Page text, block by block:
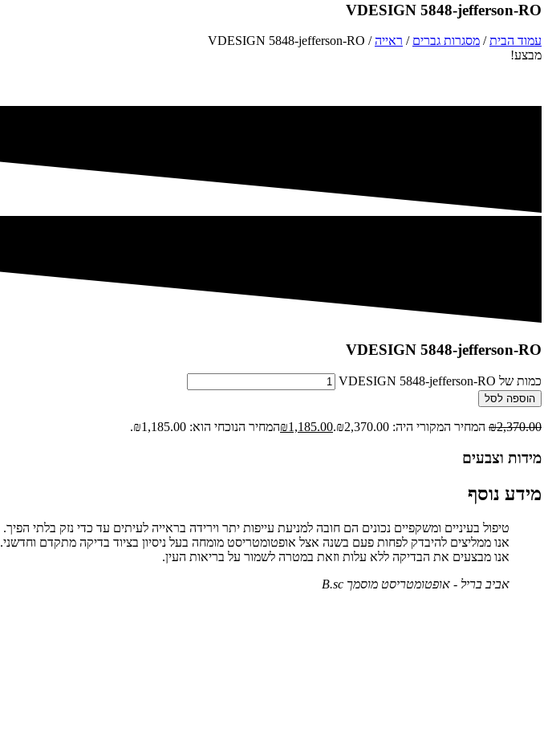
VDESIGN 5848-jefferson-RO
עמוד הבית/ מסגרות גברים / ראייה/ VDESIGN 5848-jefferson-RO
מבצע!
VDESIGN 5848-jefferson-RO
כמות של VDESIGN 5848-jefferson-RO
הוספה לסל
₪2,370.00 המחיר המקורי היה: ₪2,370.00. ₪1,185.00 המחיר הנוכחי הוא: ₪1,185.00.
מידות וצבעים
מידע נוסף
טיפול בעיניים ומשקפיים נכונים הם חובה למניעת עייפות יתר וירידה בראייה לעיתים עד כדי נזק בלתי הפיך.
אנו ממליצים להיבדק לפחות פעם בשנה אצל אופטומטריסט מומחה בעל ניסיון בציוד בדיקה מתקדם וחדשני.
אנו מבצעים את הבדיקה ללא עלות וזאת במטרה לשמור על בריאות העין.
אביב בריל - אופטומטריסט מוסמך B.sc